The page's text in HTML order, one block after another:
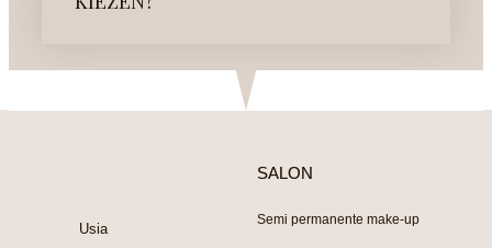
Usia
SALON
Semi permanente make-up